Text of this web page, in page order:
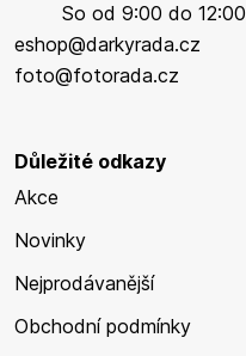
So od 9:00 do 12:00
eshop@darkyrada.cz
foto@fotorada.cz
Důležité odkazy
Akce
Novinky
Nejprodávanější
Obchodní podmínky